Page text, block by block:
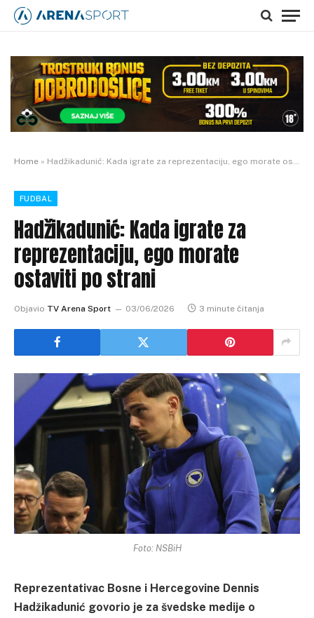
Home » Hadžikadunić: Kada igrate za reprezentaciju, ego morate ostaviti po strani
FUDBAL
Hadžikadunić: Kada igrate za
reprezentaciju, ego morate
ostaviti po strani
Objavio TV Arena Sport 03/06/2026 3 minute čitanja
Foto: NSBiH
Reprezentativac Bosne i Hercegovine Dennis
Hadžikadunić govorio je za švedske medije o